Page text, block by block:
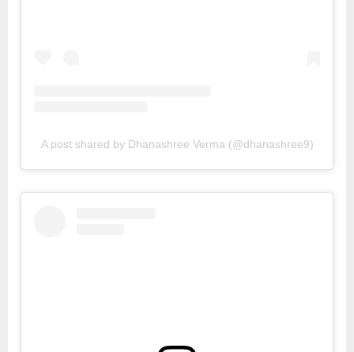
A post shared by Dhanashree Verma (@dhanashree9)